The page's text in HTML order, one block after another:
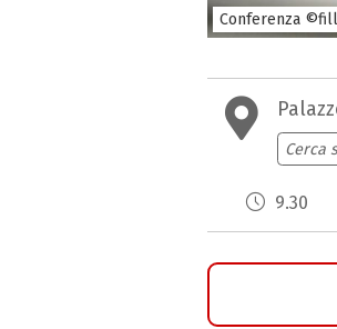
Conferenza
Cerca
9.30